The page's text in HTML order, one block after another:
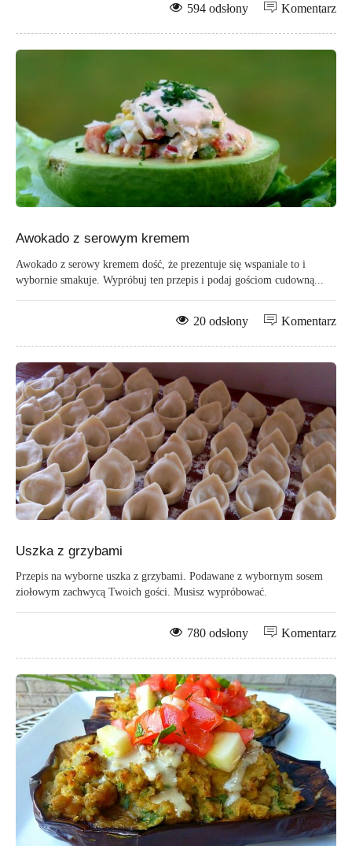
Komentarz
594 odsłony
Awokado z serowym kremem
Awokado z serowy kremem dość, że prezentuje się wspaniale to i
wybornie smakuje. Wypróbuj ten przepis i podaj gościom cudowną...
Komentarz
20 odsłony
Uszka z grzybami
Przepis na wyborne uszka z grzybami. Podawane z wybornym sosem
ziołowym zachwycą Twoich gości. Musisz wypróbować.
Komentarz
780 odsłony